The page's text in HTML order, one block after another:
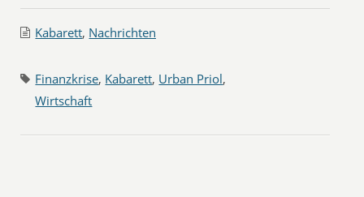
Kabarett, Nachrichten
Finanzkrise, Kabarett, Urban Priol,
Wirtschaft